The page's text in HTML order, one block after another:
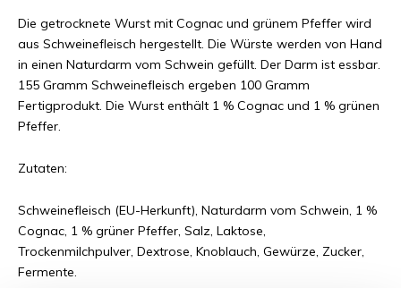
Die getrocknete Wurst mit Cognac und grünem Pfeffer wird
aus Schweinefleisch hergestellt. Die Würste werden von Hand
in einen Naturdarm vom Schwein gefüllt. Der Darm ist essbar.
155 Gramm Schweinefleisch ergeben 100 Gramm
Fertigprodukt. Die Wurst enthält 1 % Cognac und 1 % grünen
Pfeffer.
Zutaten:
Schweinefleisch (EU-Herkunft), Naturdarm vom Schwein, 1 %
Cognac, 1 % grüner Pfeffer, Salz, Laktose,
Trockenmilchpulver, Dextrose, Knoblauch, Gewürze, Zucker,
Fermente.